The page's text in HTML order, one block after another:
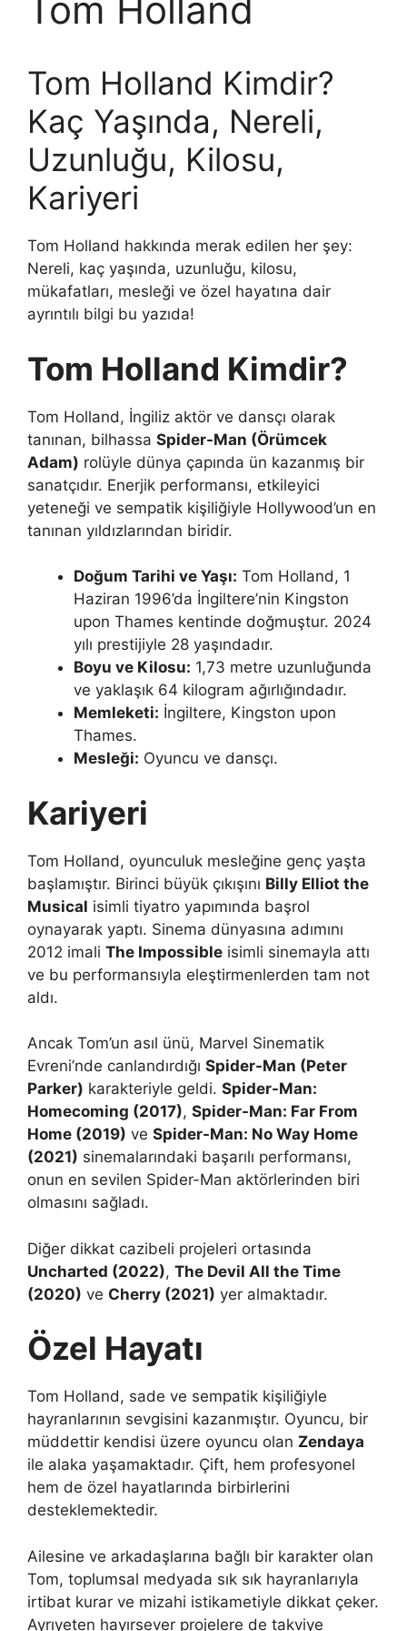
Tom Holland
Tom Holland Kimdir?
Kaç Yaşında, Nereli,
Uzunluğu, Kilosu,
Kariyeri
Tom Holland hakkında merak edilen her şey:
Nereli, kaç yaşında, uzunluğu, kilosu,
mükafatları, mesleği ve özel hayatına dair
ayrıntılı bilgi bu yazıda!
Tom Holland Kimdir?
Tom Holland, İngiliz aktör ve dansçı olarak
tanınan, bilhassa Spider-Man (Örümcek
Adam) rolüyle dünya çapında ün kazanmış bir
sanatçıdır. Enerjik performansı, etkileyici
yeteneği ve sempatik kişiliğiyle Hollywood’un en
tanınan yıldızlarından biridir.
Doğum Tarihi ve Yaşı: Tom Holland, 1
Haziran 1996’da İngiltere’nin Kingston
upon Thames kentinde doğmuştur. 2024
yılı prestijiyle 28 yaşındadır.
Boyu ve Kilosu: 1,73 metre uzunluğunda
ve yaklaşık 64 kilogram ağırlığındadır.
Memleketi: İngiltere, Kingston upon
Thames.
Mesleği: Oyuncu ve dansçı.
Kariyeri
Tom Holland, oyunculuk mesleğine genç yaşta
başlamıştır. Birinci büyük çıkışını Billy Elliot the
Musical isimli tiyatro yapımında başrol
oynayarak yaptı. Sinema dünyasına adımını
2012 imali The Impossible isimli sinemayla attı
ve bu performansıyla eleştirmenlerden tam not
aldı.
Ancak Tom’un asıl ünü, Marvel Sinematik
Evreni’nde canlandırdığı Spider-Man (Peter
Parker) karakteriyle geldi. Spider-Man:
Homecoming (2017), Spider-Man: Far From
Home (2019) ve Spider-Man: No Way Home
(2021) sinemalarındaki başarılı performansı,
onun en sevilen Spider-Man aktörlerinden biri
olmasını sağladı.
Diğer dikkat cazibeli projeleri ortasında
Uncharted (2022), The Devil All the Time
(2020) ve Cherry (2021) yer almaktadır.
Özel Hayatı
Tom Holland, sade ve sempatik kişiliğiyle
hayranlarının sevgisini kazanmıştır. Oyuncu, bir
müddettir kendisi üzere oyuncu olan Zendaya
ile alaka yaşamaktadır. Çift, hem profesyonel
hem de özel hayatlarında birbirlerini
desteklemektedir.
Ailesine ve arkadaşlarına bağlı bir karakter olan
Tom, toplumsal medyada sık sık hayranlarıyla
irtibat kurar ve mizahi istikametiyle dikkat çeker.
Ayrıyeten hayırsever projelere de takviye